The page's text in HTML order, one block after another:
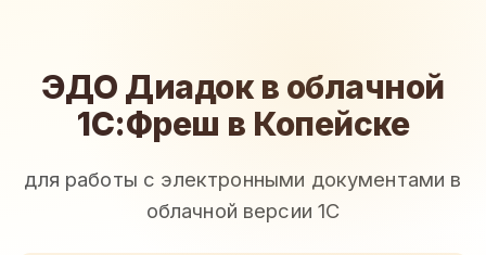
ЭДО Диадок в облачной
1С:Фреш в Копейске
для работы с электронными документами в
облачной версии 1С